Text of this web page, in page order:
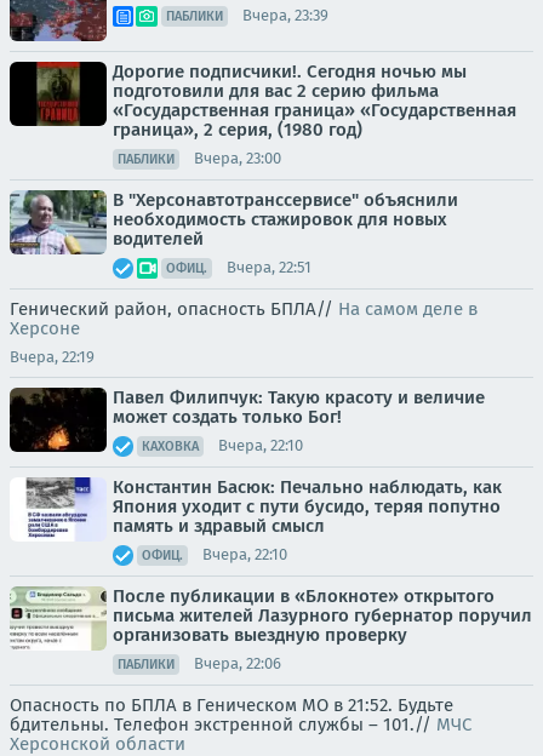
ПАБЛИКИ Вчера, 23:39
Дорогие подписчики!. Сегодня ночью мы
подготовили для вас 2 серию фильма
«Государственная граница» «Государственная
граница», 2 серия, (1980 год)
ПАБЛИКИ Вчера, 23:00
В "Херсонавтотранссервисе" объяснили
необходимость стажировок для новых
водителей
ОФИЦ. Вчера, 22:51
Генический район, опасность БПЛА// На самом деле в
Херсоне
Вчера, 22:19
Павел Филипчук: Такую красоту и величие
может создать только Бог!
КАХОВКА Вчера, 22:10
Константин Басюк: Печально наблюдать, как
Япония уходит с пути бусидо, теряя попутно
память и здравый смысл
ОФИЦ. Вчера, 22:10
После публикации в «Блокноте» открытого
письма жителей Лазурного губернатор поручил
организовать выездную проверку
ПАБЛИКИ Вчера, 22:06
Опасность по БПЛА в Геническом МО в 21:52. Будьте
бдительны. Телефон экстренной службы – 101.// МЧС
Херсонской области